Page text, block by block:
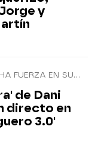
y
VERDADES Y MENTIRAS CON MUCHA FUERZA EN SU ACTUACIÓN EN EL PROGRAMA
de Dani
directo en
3.0'